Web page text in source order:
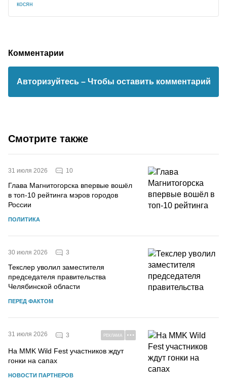
косян
Комментарии
Авторизуйтесь – Чтобы оставить комментарий
Смотрите также
31 июля 2026 10
Глава Магнитогорска впервые вошёл
в топ-10 рейтинга мэров городов
России
ПОЛИТИКА
30 июля 2026 3
Текслер уволил заместителя
председателя правительства
Челябинской области
ПЕРЕД ФАКТОМ
31 июля 2026 3 РЕКЛАМА
На MMK Wild Fest участников ждут
гонки на сапах
НОВОСТИ ПАРТНЕРОВ